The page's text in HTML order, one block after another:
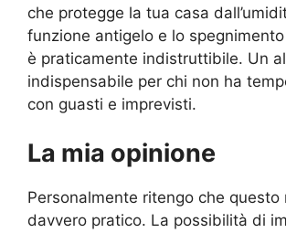
che protegge la tua casa
funzione antigelo e lo
è praticamente indistruttibile. Un
indispensabile per chi non ha
con guasti e imprevisti.
La mia opinione
Personalmente ritengo che questo
davvero pratico. La possibilità di